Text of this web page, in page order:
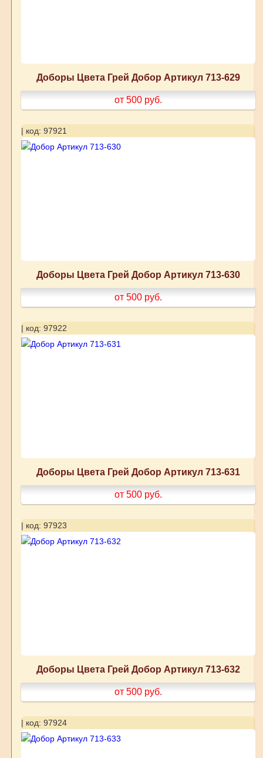
Доборы Цвета Грей Добор Артикул 713-629
от 500 руб.
| код: 97921
Доборы Цвета Грей Добор Артикул 713-630
от 500 руб.
| код: 97922
Доборы Цвета Грей Добор Артикул 713-631
от 500 руб.
| код: 97923
Доборы Цвета Грей Добор Артикул 713-632
от 500 руб.
| код: 97924